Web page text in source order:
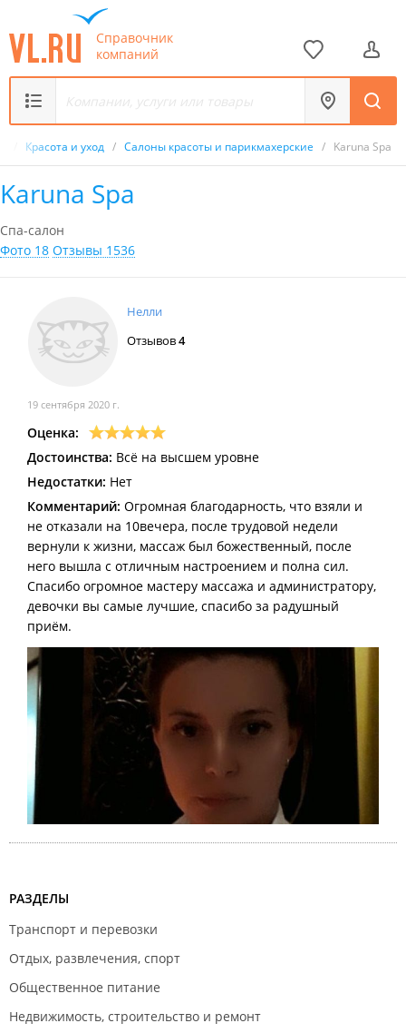
Справочник
компаний
Красота и уход / Салоны красоты и парикмахерские / Karuna Spa
Karuna Spa
Спа-салон
Фото 18 Отзывы 1536
Нелли
Отзывов4
19 сентября 2020 г.
Оценка:
Достоинства: Всё на высшем уровне
Недостатки: Нет
Комментарий: Огромная благодарность, что взяли и
не отказали на 10вечера, после трудовой недели
вернули к жизни, массаж был божественный, после
него вышла с отличным настроением и полна сил.
Спасибо огромное мастеру массажа и администратору,
девочки вы самые лучшие, спасибо за радушный
приём.
РАЗДЕЛЫ
Транспорт и перевозки
Отдых, развлечения, спорт
Общественное питание
Недвижимость, строительство и ремонт